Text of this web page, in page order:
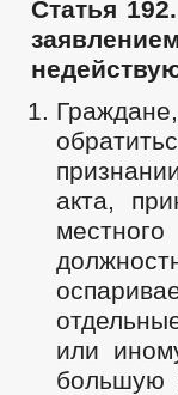
Статья
акта,
или
большую